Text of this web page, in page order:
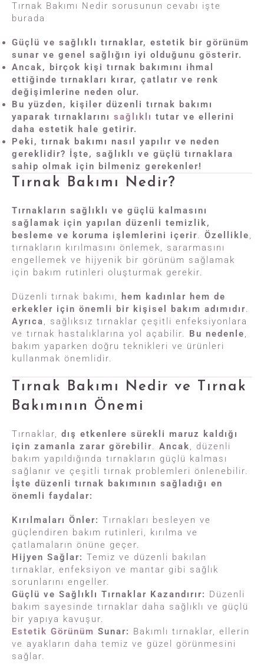
Tırnak Bakımı Nedir sorusunun cevabı işte
burada
Güçlü ve sağlıklı tırnaklar, estetik bir görünüm
sunar ve genel sağlığın iyi olduğunu gösterir.
Ancak, birçok kişi tırnak bakımını ihmal
ettiğinde tırnakları kırar, çatlatır ve renk
değişimlerine neden olur.
Bu yüzden, kişiler düzenli tırnak bakımı
yaparak tırnaklarını sağlıklı tutar ve ellerini
daha estetik hale getirir.
Peki, tırnak bakımı nasıl yapılır ve neden
gereklidir? İşte, sağlıklı ve güçlü tırnaklara
sahip olmak için bilmeniz gerekenler!
Tırnak Bakımı Nedir?
Tırnakların sağlıklı ve güçlü kalmasını
sağlamak için yapılan düzenli temizlik,
besleme ve koruma işlemlerini içerir. Özellikle,
tırnakların kırılmasını önlemek, sararmasını
engellemek ve hijyenik bir görünüm sağlamak
için bakım rutinleri oluşturmak gerekir.
Düzenli tırnak bakımı,
hem kadınlar hem de
erkekler için önemli bir kişisel bakım adımıdır.
Ayrıca, sağlıksız tırnaklar çeşitli enfeksiyonlara
ve tırnak hastalıklarına yol açabilir. Bu nedenle,
bakım yaparken doğru teknikleri ve ürünleri
kullanmak önemlidir.
Tırnak Bakımı Nedir ve Tırnak
Bakımının Önemi
Tırnaklar, dış etkenlere sürekli maruz kaldığı
için zamanla zarar görebilir. Ancak, düzenli
bakım yapıldığında tırnakların güçlü kalması
sağlanır ve çeşitli tırnak problemleri önlenebilir.
İşte düzenli tırnak bakımının sağladığı en
önemli faydalar:
Kırılmaları Önler: Tırnakları besleyen ve
güçlendiren bakım rutinleri, kırılma ve
çatlamaların önüne geçer.
Hijyen Sağlar: Temiz ve düzenli bakılan
tırnaklar, enfeksiyon ve mantar gibi sağlık
sorunlarını engeller.
Güçlü ve Sağlıklı Tırnaklar Kazandırır: Düzenli
bakım sayesinde tırnaklar daha sağlıklı ve güçlü
bir yapıya kavuşur.
Estetik Görünüm Sunar: Bakımlı tırnaklar, ellerin
ve ayakların daha temiz ve güzel görünmesini
sağlar.